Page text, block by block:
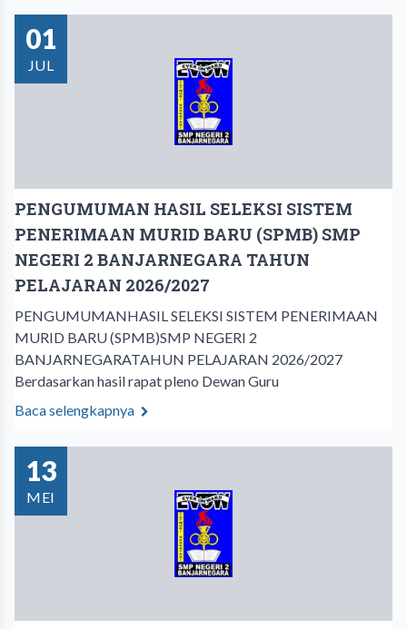
01
JUL
PENGUMUMAN ​HASIL SELEKSI SISTEM
PENERIMAAN MURID BARU (SPMB) SMP
NEGERI 2 BANJARNEGARA TAHUN
PELAJARAN 2026/2027
PENGUMUMAN​HASIL SELEKSI SISTEM PENERIMAAN
MURID BARU (SPMB)SMP NEGERI 2
BANJARNEGARATAHUN PELAJARAN 2026/2027 ​
Berdasarkan hasil rapat pleno Dewan Guru
Baca selengkapnya
13
MEI